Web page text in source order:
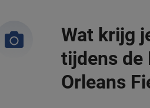
Wat krijg
tijdens de
Orleans